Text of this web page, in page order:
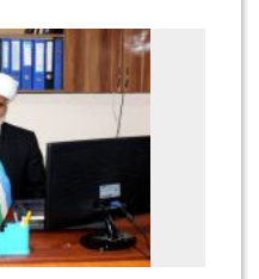
Albatta, bunda
alomatlar bordir